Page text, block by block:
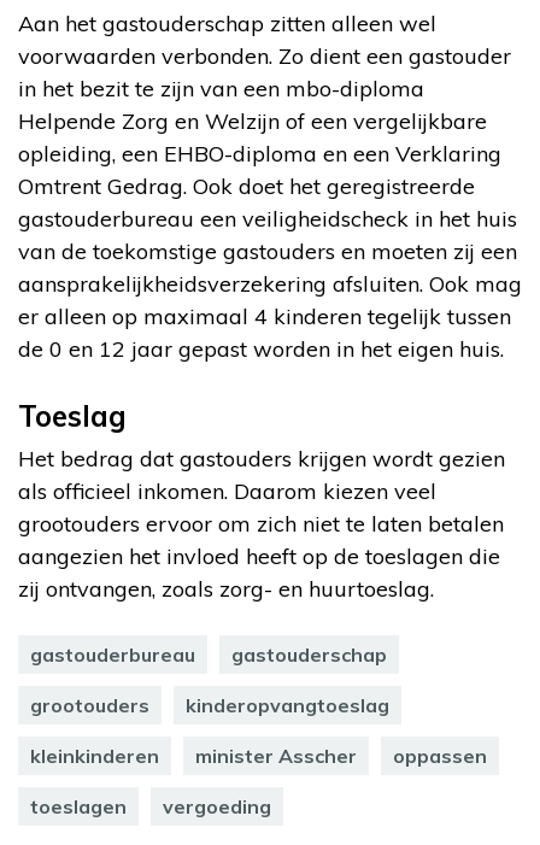
Aan het gastouderschap zitten alleen wel
voorwaarden verbonden. Zo dient een gastouder
in het bezit te zijn van een mbo-diploma
Helpende Zorg en Welzijn of een vergelijkbare
opleiding, een EHBO-diploma en een Verklaring
Omtrent Gedrag. Ook doet het geregistreerde
gastouderbureau een veiligheidscheck in het huis
van de toekomstige gastouders en moeten zij een
aansprakelijkheidsverzekering afsluiten. Ook mag
er alleen op maximaal 4 kinderen tegelijk tussen
de 0 en 12 jaar gepast worden in het eigen huis.
Toeslag
Het bedrag dat gastouders krijgen wordt gezien
als officieel inkomen. Daarom kiezen veel
grootouders ervoor om zich niet te laten betalen
aangezien het invloed heeft op de toeslagen die
zij ontvangen, zoals zorg- en huurtoeslag.
gastouderbureau gastouderschap
grootouders kinderopvangtoeslag
kleinkinderen minister Asscher oppassen
toeslagen vergoeding